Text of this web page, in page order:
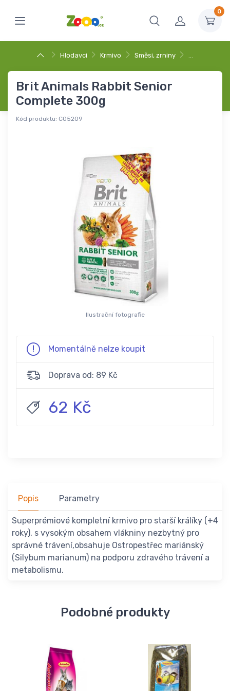
0
Hlodavci Krmivo Směsi, zrniny …
Brit Animals Rabbit Senior
Complete 300g
Kód produktu: C05209
Ilustrační fotografie
Momentálně nelze koupit
Doprava od: 89 Kč
62 Kč
Popis Parametry
Superprémiové kompletní krmivo pro starší králíky (+4
roky), s vysokým obsahem vlákniny nezbytný pro
správné trávení,obsahuje Ostropestřec mariánský
(Silybum marianum) na podporu zdravého trávení a
metabolismu.
Podobné produkty